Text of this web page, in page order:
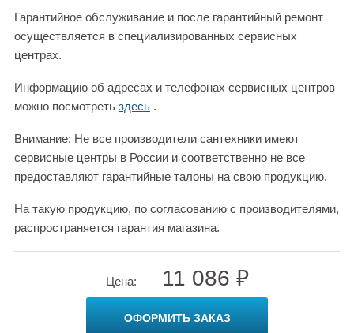
Гарантийное обслуживание и после гарантийный ремонт
осуществляется в специализированных сервисных
центрах.
Информацию об адресах и телефонах сервисных центров
можно посмотреть здесь .
Внимание: Не все производители сантехники имеют
сервисные центры в России и соответственно не все
предоставляют гарантийные талоны на свою продукцию.
На такую продукцию, по согласованию с производителями,
распространяется гарантия магазина.
Цена: 11 086 ₽
ОФОРМИТЬ ЗАКАЗ